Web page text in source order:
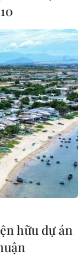
hữu dự án